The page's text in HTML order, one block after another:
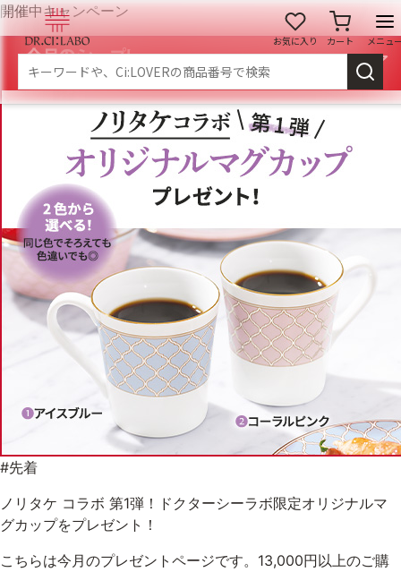
お気に入り カート メニュ
新規会員登録 ログイン
マイページ
スキンケア
商品カテゴリーから探す
メイク落とし 洗顔
角質・導入美容液 化粧水
クリーム
UVケア マスク
商品カテゴリーから探す TOP
開催中キャンペーン
#先着
ノリタケ コラボ 第1弾！ドクターシーラボ限定オリジナルマ
グカップをプレゼント！
こちらは今月のプレゼントページです。13,000円以上のご購